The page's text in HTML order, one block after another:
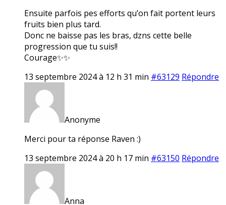
Ensuite parfois pes efforts qu’on fait portent leurs
fruits bien plus tard.
Donc ne baisse pas les bras, dzns cette belle
progression que tu suis!!
Courage✨✨
13 septembre 2024 à 12 h 31 min #63129 Répondre
Anonyme
Merci pour ta réponse Raven :)
13 septembre 2024 à 20 h 17 min #63150 Répondre
Anna